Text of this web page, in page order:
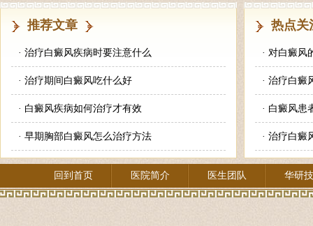
推荐文章
· 治疗白癜风疾病时要注意什么
· 治疗期间白癜风吃什么好
· 白癜风疾病如何治疗才有效
· 早期胸部白癜风怎么治疗方法
热点
· 对白癜风
· 治疗白癜
· 白癜风患
· 治疗白癜
回到首页 医院简介 医生团队 华研